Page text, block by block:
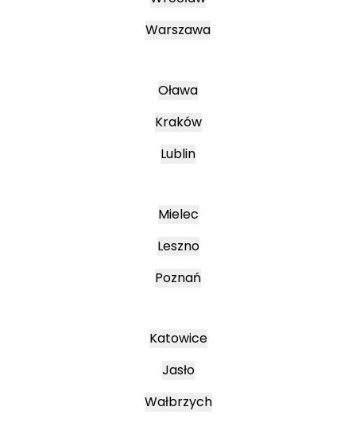
Warszawa
Oława
Kraków
Lublin
Mielec
Leszno
Poznań
Katowice
Jasło
Wałbrzych